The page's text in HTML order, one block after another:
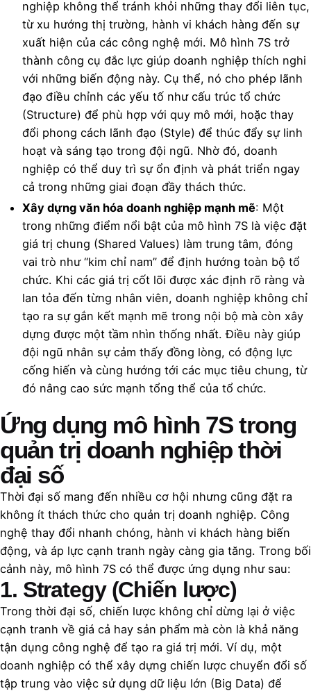
nghiệp không thể tránh khỏi những thay đổi liên tục,
từ xu hướng thị trường, hành vi khách hàng đến sự
xuất hiện của các công nghệ mới. Mô hình 7S trở
thành công cụ đắc lực giúp doanh nghiệp thích nghi
với những biến động này. Cụ thể, nó cho phép lãnh
đạo điều chỉnh các yếu tố như cấu trúc tổ chức
(Structure) để phù hợp với quy mô mới, hoặc thay
đổi phong cách lãnh đạo (Style) để thúc đẩy sự linh
hoạt và sáng tạo trong đội ngũ. Nhờ đó, doanh
nghiệp có thể duy trì sự ổn định và phát triển ngay
cả trong những giai đoạn đầy thách thức.
Xây dựng văn hóa doanh nghiệp mạnh mẽ: Một
trong những điểm nổi bật của mô hình 7S là việc đặt
giá trị chung (Shared Values) làm trung tâm, đóng
vai trò như “kim chỉ nam” để định hướng toàn bộ tổ
chức. Khi các giá trị cốt lõi được xác định rõ ràng và
lan tỏa đến từng nhân viên, doanh nghiệp không chỉ
tạo ra sự gắn kết mạnh mẽ trong nội bộ mà còn xây
dựng được một tầm nhìn thống nhất. Điều này giúp
đội ngũ nhân sự cảm thấy đồng lòng, có động lực
cống hiến và cùng hướng tới các mục tiêu chung, từ
đó nâng cao sức mạnh tổng thể của tổ chức.
Ứng dụng mô hình 7S trong
quản trị doanh nghiệp thời
đại số
Thời đại số mang đến nhiều cơ hội nhưng cũng đặt ra
không ít thách thức cho quản trị doanh nghiệp. Công
nghệ thay đổi nhanh chóng, hành vi khách hàng biến
động, và áp lực cạnh tranh ngày càng gia tăng. Trong bối
cảnh này, mô hình 7S có thể được ứng dụng như sau:
1. Strategy (Chiến lược)
Trong thời đại số, chiến lược không chỉ dừng lại ở việc
cạnh tranh về giá cả hay sản phẩm mà còn là khả năng
tận dụng công nghệ để tạo ra giá trị mới. Ví dụ, một
doanh nghiệp có thể xây dựng chiến lược chuyển đổi số
tập trung vào việc sử dụng dữ liệu lớn (Big Data) để